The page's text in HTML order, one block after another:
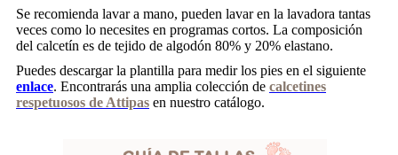
Se recomienda lavar a mano, pueden lavar en la lavadora tantas
veces como lo necesites en programas cortos. La composición
del calcetín es de tejido de algodón 80% y 20% elastano.
Puedes descargar la plantilla para medir los pies en el siguiente
enlace. Encontrarás una amplia colección de calcetines
respetuosos de Attipas en nuestro catálogo.